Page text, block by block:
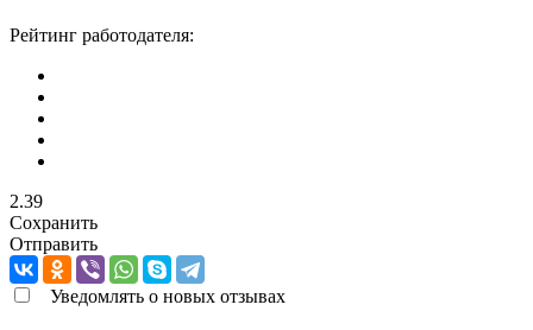
Рейтинг работодателя:
2.39
Сохранить
Отправить
Уведомлять о новых отзывах